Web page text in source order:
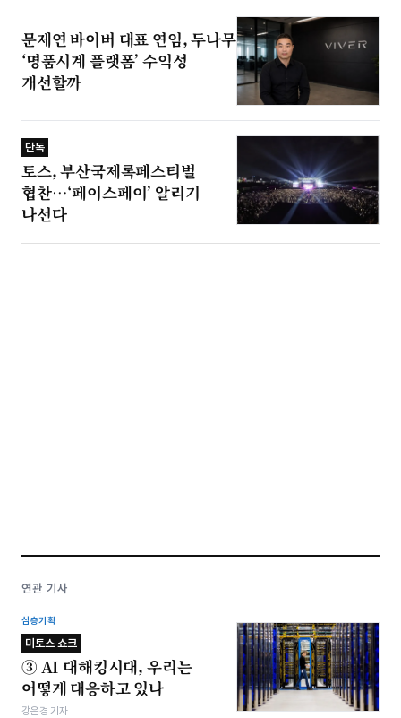
문제연 바이버 대표 연임, 두나무
‘명품시계 플랫폼’ 수익성
개선할까
단독
토스, 부산국제록페스티벌
협찬…‘페이스페이’ 알리기
나선다
연관 기사
심층기획
미토스 쇼크
③ AI 대해킹시대, 우리는
어떻게 대응하고 있나
강은경 기자